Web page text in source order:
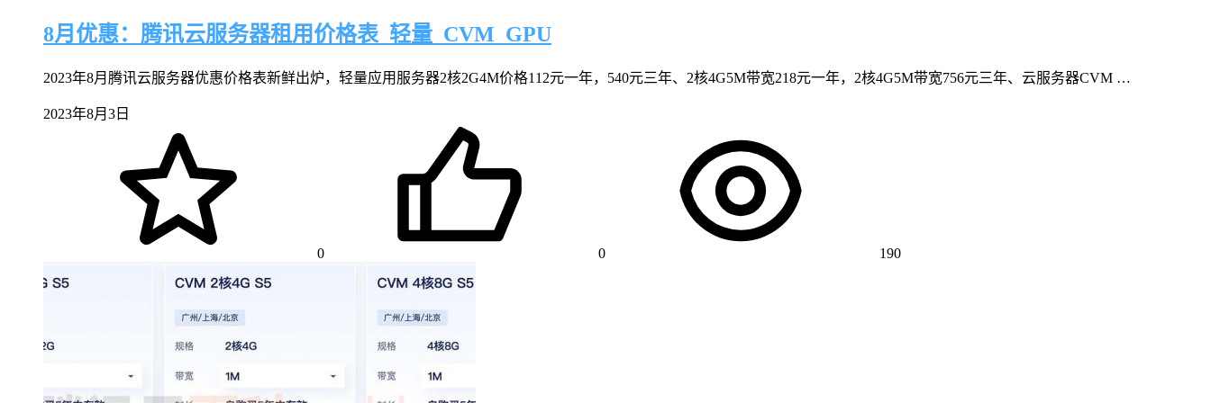
8月优惠：腾讯云服务器租用价格表_轻量_CVM_GPU
2023年8月腾讯云服务器优惠价格表新鲜出炉，轻量应用服务器2核2G4M价格112元一年，540元三年、2核4G5M带宽218元一年，2核4G5M带宽756元三年、云服务器CVM …
2023年8月3日
0 0 190